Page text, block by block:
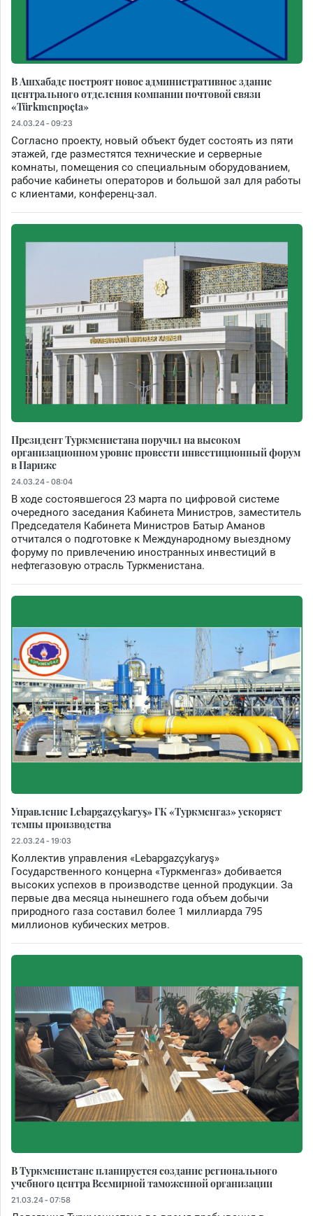
В Ашхабаде построят новое административное здание
центрального отделения компании почтовой связи
«Türkmenpoçta»
24.03.24 - 09:23
Согласно проекту, новый объект будет состоять из пяти
этажей, где разместятся технические и серверные
комнаты, помещения со специальным оборудованием,
рабочие кабинеты операторов и большой зал для работы
с клиентами, конференц-зал.
Президент Туркменистана поручил на высоком
организационном уровне провести инвестиционный форум
в Париже
24.03.24 - 08:04
В ходе состоявшегося 23 марта по цифровой системе
очередного заседания Кабинета Министров, заместитель
Председателя Кабинета Министров Батыр Аманов
отчитался о подготовке к Международному выездному
форуму по привлечению иностранных инвестиций в
нефтегазовую отрасль Туркменистана.
Управление Lebapgazçykaryş» ГК «Туркменгаз» ускоряет
темпы производства
22.03.24 - 19:03
Коллектив управления «Lebapgazçykaryş»
Государственного концерна «Туркменгаз» добивается
высоких успехов в производстве ценной продукции. За
первые два месяца нынешнего года объем добычи
природного газа составил более 1 миллиарда 795
миллионов кубических метров.
В Туркменистане планируется создание регионального
учебного центра Всемирной таможенной организации
21.03.24 - 07:58